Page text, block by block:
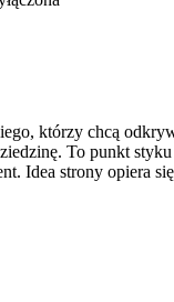
którzy chcą
To punkt
Idea strony opiera